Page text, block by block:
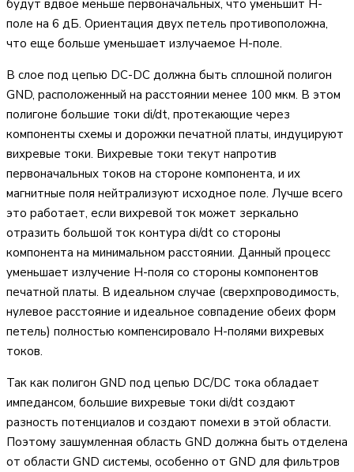
будут вдвое меньше первоначальных, что уменьшит H-
поле на 6 дБ. Ориентация двух петель противоположна,
что еще больше уменьшает излучаемое H-поле.
В слое под цепью DC-DC должна быть сплошной полигон
GND, расположенный на расстоянии менее 100 мкм. В этом
полигоне большие токи di/dt, протекающие через
компоненты схемы и дорожки печатной платы, индуцируют
вихревые токи. Вихревые токи текут напротив
первоначальных токов на стороне компонента, и их
магнитные поля нейтрализуют исходное поле. Лучше всего
это работает, если вихревой ток может зеркально
отразить большой ток контура di/dt со стороны
компонента на минимальном расстоянии. Данный процесс
уменьшает излучение H-поля со стороны компонентов
печатной платы. В идеальном случае (сверхпроводимость,
нулевое расстояние и идеальное совпадение обеих форм
петель) полностью компенсировало H-полями вихревых
токов.
Так как полигон GND под цепью DC/DC тока обладает
импедансом, большие вихревые токи di/dt создают
разность потенциалов и создают помехи в этой области.
Поэтому зашумленная область GND должна быть отделена
от области GND системы, особенно от GND для фильтров